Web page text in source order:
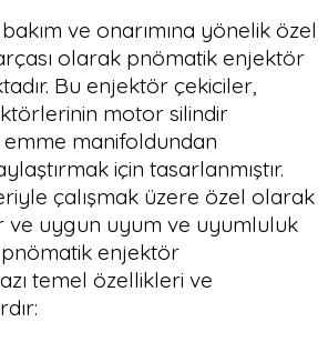
ve onarımına yönelik özel
olarak pnömatik enjektör
Bu enjektör çekiciler,
motor silindir
emme manifoldundan
için tasarlanmıştır.
çalışmak üzere özel olarak
ve uygun uyum ve uyumluluk
enjektör
temel özellikleri ve